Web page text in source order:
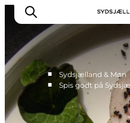
Oplev
Byer og steder
■
Sydsjælland & Møn
■
Spis godt på